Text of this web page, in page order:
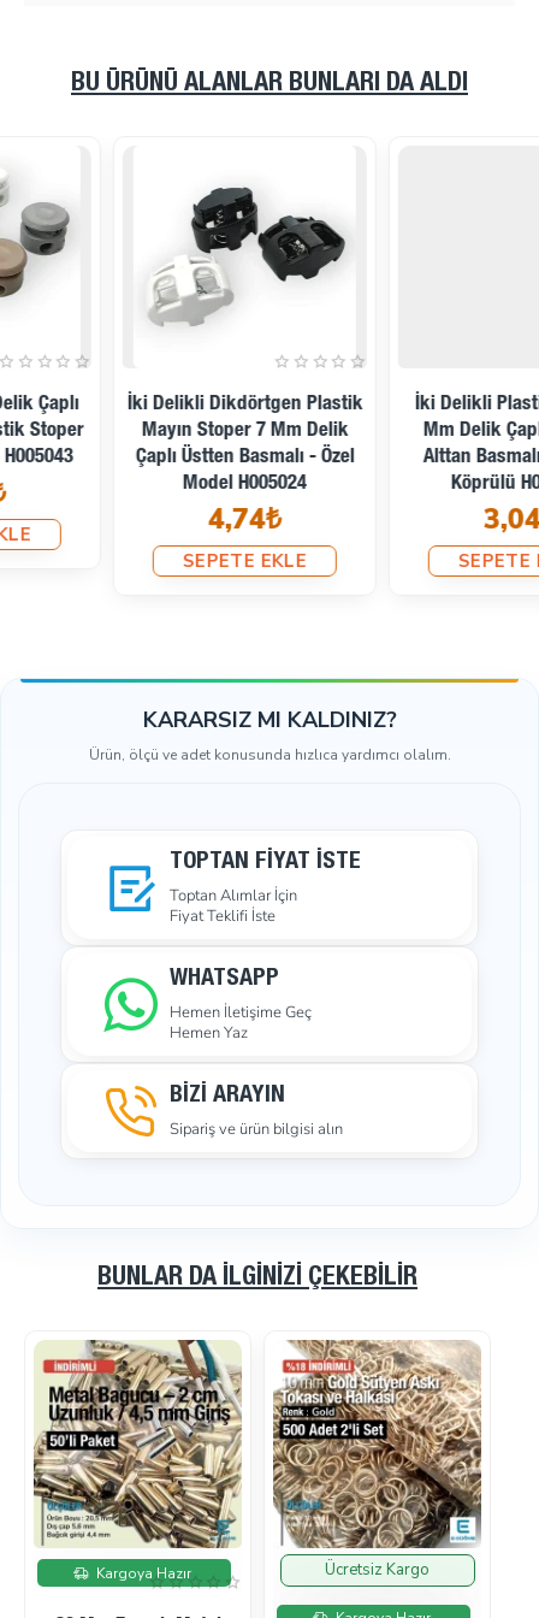
BU ÜRÜNÜ ALANLAR BUNLARI DA ALDI
İki Delikli Plastik Stoper 3
Mm Delik Çaplı Üstten -
Alttan Basmalı - Yandan
Köprülü H005044
SEPETE EKLE
İki Delikli Plastik Stoper 3
Mm Delik Çaplı Üstten
Basmalı - Alttan Köprülü
SEPETE EKLE
KARARSIZ MI KALDINIZ?
Ürün, ölçü ve adet konusunda hızlıca yardımcı olalım.
TOPTAN FIYAT İSTE
Toptan Alımlar İçin
Fiyat Teklifi İste
WHATSAPP
Hemen İletişime Geç
Hemen Yaz
BİZİ ARAYIN
Sipariş ve ürün bilgisi alın
BUNLAR DA İLGINIZI ÇEKEBILIR
İndirimde
Kargoya Hazır İndirimde
Kargoya Hazır